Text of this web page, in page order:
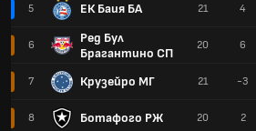
5 ЕК Баия БА
6
Ред Бул
Брагантино СП
7 Крузейро МГ
8 Ботафого РЖ
21 4
20 6
21 -3
20 2